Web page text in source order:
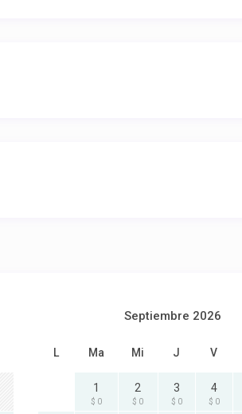
Septiembre 2026
L Ma Mi J V
1
$ 0
2
$ 0
3
$ 0
4
$ 0